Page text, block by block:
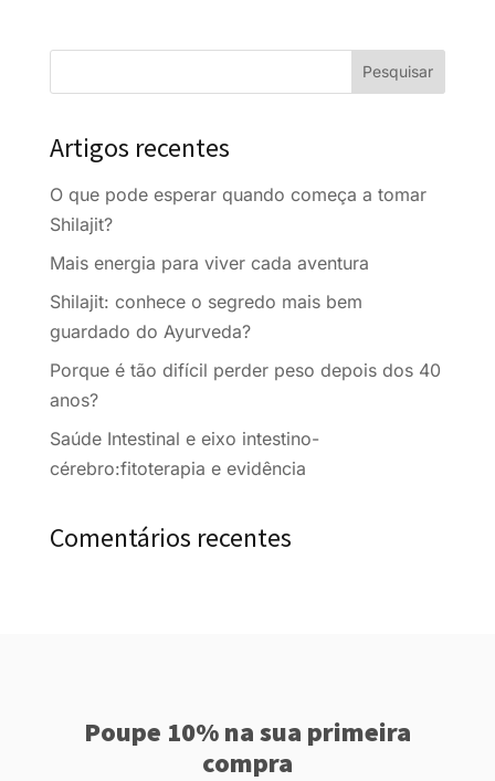
Artigos recentes
O que pode esperar quando começa a tomar
Shilajit?
Mais energia para viver cada aventura
Shilajit: conhece o segredo mais bem
guardado do Ayurveda?
Porque é tão difícil perder peso depois dos 40
anos?
Saúde Intestinal e eixo intestino-
cérebro:fitoterapia e evidência
Comentários recentes
Poupe 10% na sua primeira
compra